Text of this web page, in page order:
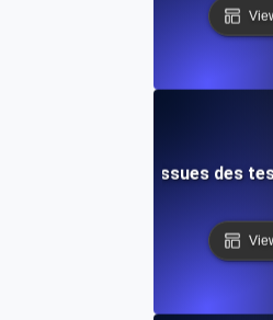
sur les données issues des